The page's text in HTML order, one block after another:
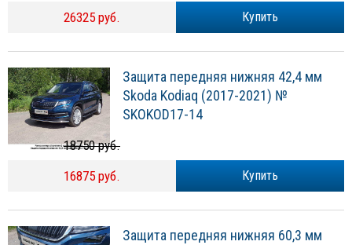
Купить
26325 руб.
Защита передняя нижняя 42,4 мм
Skoda Kodiaq (2017-2021) №
SKOKOD17-14
Купить
18750 руб.
16875 руб.
Защита передняя нижняя 60,3 мм